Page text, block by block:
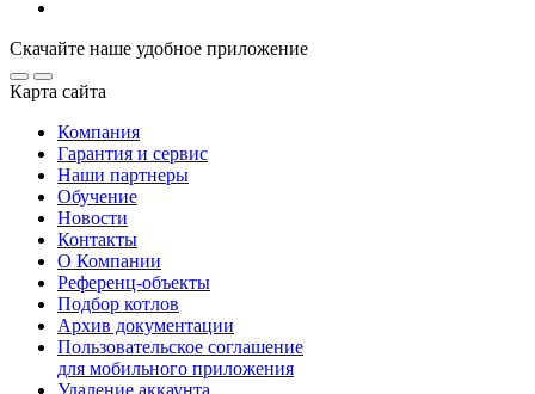
Скачайте наше удобное приложение
Карта сайта
Компания
Гарантия и сервис
Наши партнеры
Обучение
Новости
Контакты
О Компании
Референц-объекты
Подбор котлов
Архив документации
Пользовательское соглашение
для мобильного приложения
Удаление аккаунта